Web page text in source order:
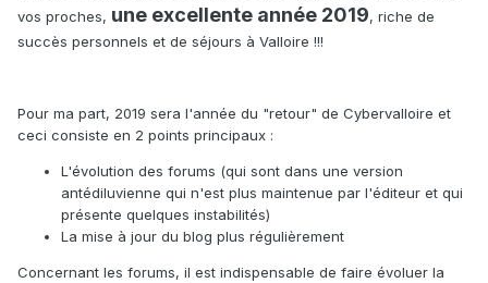
vos proches, une excellente année 2019, riche de
succès personnels et de séjours à Valloire !!!
Pour ma part, 2019 sera l'année du "retour" de Cybervalloire et
ceci consiste en 2 points principaux :
L'évolution des forums (qui sont dans une version
antédiluvienne qui n'est plus maintenue par l'éditeur et qui
présente quelques instabilités)
La mise à jour du blog plus régulièrement
Concernant les forums, il est indispensable de faire évoluer la